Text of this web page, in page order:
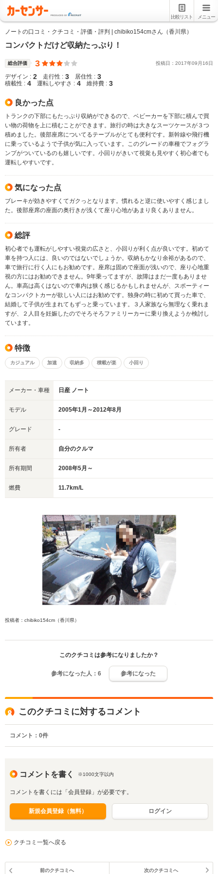
比較リスト メニュー
ノートの口コミ・クチコミ・評価・評判 | chibiko154cmさん（香川県）
コンパクトだけど収納たっぷり！
総合評価 3 投稿日： 2017年09 月 16日
デザイン : 2 走行性 : 3 居住性 : 3
積載性 : 4 運転しやすさ : 4 維持費 : 3
良かった点
トランクの下部にもたっぷり収納ができるので、ベビーカーを下部に積んで買
い物の荷物を上に積むことができます。旅行の時は大きなスーツケースが３つ
積めました。後部座席についてるテーブルがとても便利です。新幹線や飛行機
に乗っているようで子供が気に入っています。このグレードの車種でフォグラ
ンプがついているのも嬉しいです。小回りがきいて視覚も見やすく初心者でも
運転しやすいです。
気になった点
ブレーキが効きやすくてガクっとなります。慣れると逆に使いやすく感じまし
た。後部座席の座面の奥行きが浅くて座り心地があまり良くありません。
総評
初心者でも運転がしやすい視覚の広さと、小回りが利く点が良いです。初めて
車を持つ人には、良いのではないでしょうか。収納もかなり余裕があるので、
車で旅行に行く人にもお勧めです。座席は固めで座面が浅いので、座り心地重
視の方にはお勧めできません。9年乗ってますが、故障はまだ一度もありませ
ん。車高は高くはないので車内は狭く感じるかもしれませんが、スポーティー
なコンパクトカーが欲しい人にはお勧めです。独身の時に初めて買った車で、
結婚して子供が生まれてもずっと乗っています。３人家族なら無理なく乗れま
すが、２人目を妊娠したのでそろそろファミリーカーに乗り換えようか検討し
ています。
特徴
カジュアル 加速 収納多 積載が楽 小回り
メーカー・車種 日産 ノート
モデル 2005年1月～2012年8月
グレード -
所有者 自分のクルマ
所有期間 2008年5月～
燃費 11.7km/L
投稿者：chibiko154cm（香川県）
このクチコミは参考になりましたか？
参考になった人： 6 参考になった
このクチコミに対するコメント
コメント： 0件
コメントを書く ※1000文字以内
コメントを書くには「会員登録」が必要です。
新規会員登録（無料） ログイン
クチコミ一覧へ戻る
前のクチコミへ 次のクチコミへ